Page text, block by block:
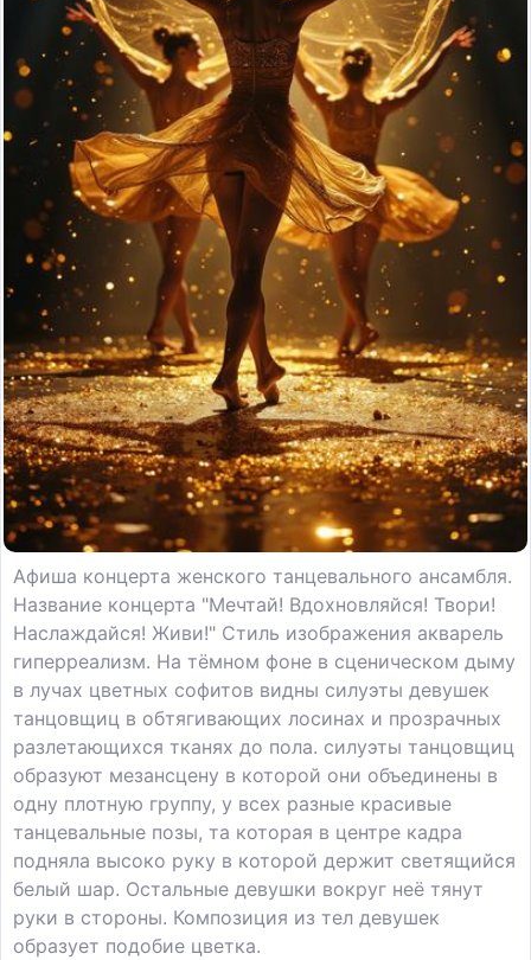
Афиша концерта женского танцевального ансамбля.
Название концерта "Мечтай! Вдохновляйся! Твори!
Наслаждайся! Живи!" Стиль изображения акварель
гиперреализм. На тёмном фоне в сценическом дыму
в лучах цветных софитов видны силуэты девушек
танцовщиц в обтягивающих лосинах и прозрачных
разлетающихся тканях до пола. силуэты танцовщиц
образуют мезансцену в которой они объединены в
одну плотную группу, у всех разные красивые
танцевальные позы, та которая в центре кадра
подняла высоко руку в которой держит светящийся
белый шар. Остальные девушки вокруг неё тянут
руки в стороны. Композиция из тел девушек
образует подобие цветка.